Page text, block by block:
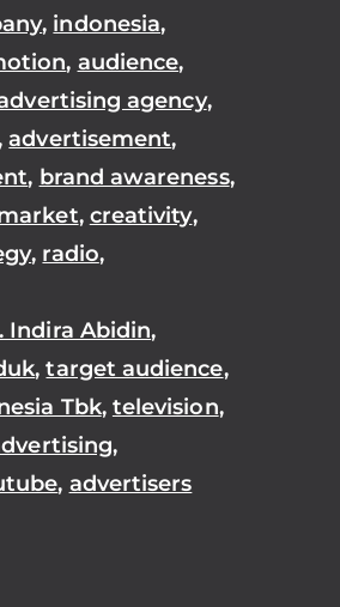
, indonesia,
, audience,
agency,
advertisement,
, brand awareness,
, creativity,
, radio,
Indira Abidin,
,target audience,
Tbk, television,
,
, advertisers